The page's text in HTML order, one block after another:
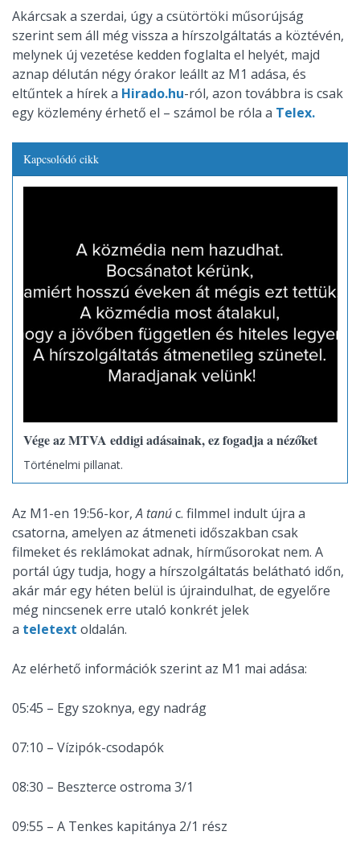
Akárcsak a szerdai, úgy a csütörtöki műsorújság
szerint sem áll még vissza a hírszolgáltatás a köztévén,
melynek új vezetése kedden foglalta el helyét, majd
aznap délután négy órakor leállt az M1 adása, és
eltűntek a hírek a Hirado.hu-ról, azon továbbra is csak
egy közlemény érhető el – számol be róla a Telex.
Kapcsolódó cikk
Vége az MTVA eddigi adásainak, ez fogadja a nézőket
Történelmi pillanat.
Az M1-en 19:56-kor,A tanúc. filmmel indult újra a
csatorna, amelyen az átmeneti időszakban csak
filmeket és reklámokat adnak, hírműsorokat nem. A
portál úgy tudja, hogy a hírszolgáltatás belátható időn,
akár már egy héten belül is újraindulhat, de egyelőre
még nincsenek erre utaló konkrét jelek
a teletext oldalán.
Az elérhető információk szerint az M1 mai adása:
05:45 – Egy szoknya, egy nadrág
07:10 – Vízipók-csodapók
08:30 – Beszterce ostroma 3/1
09:55 – A Tenkes kapitánya 2/1 rész